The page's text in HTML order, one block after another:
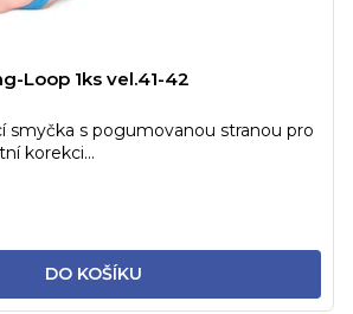
Loop 1ks vel.41-42
DO KOŠÍKU
smyčka s pogumovanou stranou pro
korekci...